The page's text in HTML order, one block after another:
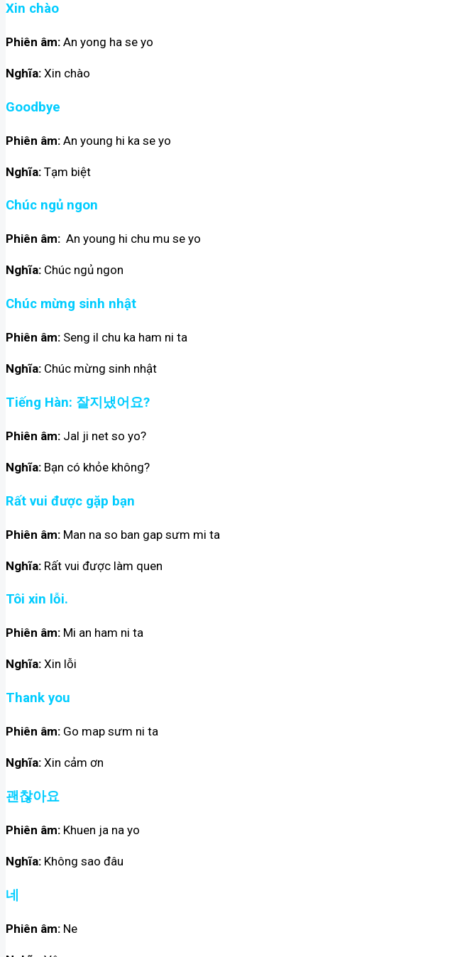
Xin chào
Phiên âm: An yong ha se yo
Nghĩa: Xin chào
Goodbye
Phiên âm: An young hi ka se yo
Nghĩa: Tạm biệt
Chúc ngủ ngon
Phiên âm: An young hi chu mu se yo
Nghĩa: Chúc ngủ ngon
Chúc mừng sinh nhật
Phiên âm: Seng il chu ka ham ni ta
Nghĩa: Chúc mừng sinh nhật
Tiếng Hàn: 잘지냈어요?
Phiên âm: Jal ji net so yo?
Nghĩa: Bạn có khỏe không?
Rất vui được gặp bạn
Phiên âm: Man na so ban gap sưm mi ta
Nghĩa: Rất vui được làm quen
Tôi xin lỗi.
Phiên âm: Mi an ham ni ta
Nghĩa: Xin lỗi
Thank you
Phiên âm: Go map sưm ni ta
Nghĩa: Xin cảm ơn
괜찮아요
Phiên âm: Khuen ja na yo
Nghĩa: Không sao đâu
네
Phiên âm: Ne